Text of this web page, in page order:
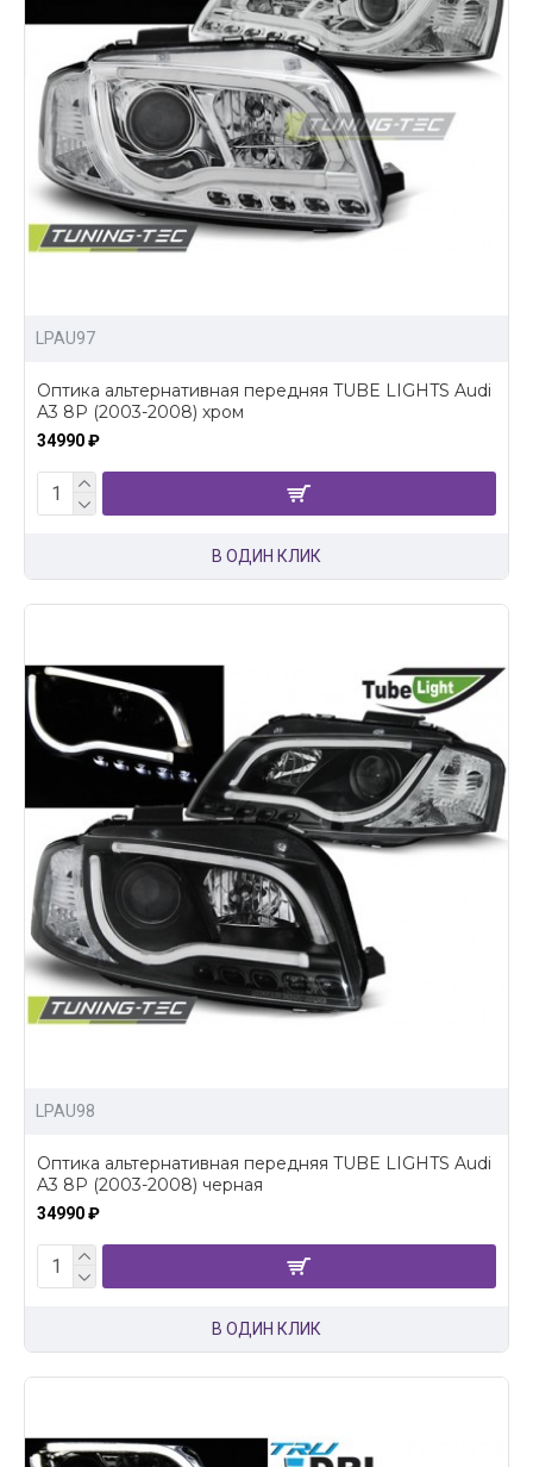
LPAU97
Оптика альтернативная передняя TUBE LIGHTS Audi
A3 8P (2003-2008) хром
34990 ₽
В ОДИН КЛИК
LPAU98
Оптика альтернативная передняя TUBE LIGHTS Audi
A3 8P (2003-2008) черная
34990 ₽
В ОДИН КЛИК